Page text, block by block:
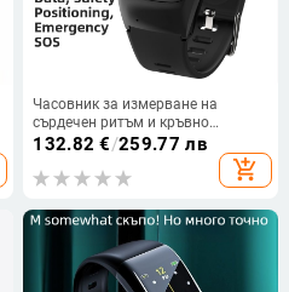
Часовник за измерване на
сърдечен ритъм и кръвно
налягане с GPS проследяване,
просто управление с бутон —
гривна за проследяване на
132.82 €/259.77 лв
add_shopping_cart